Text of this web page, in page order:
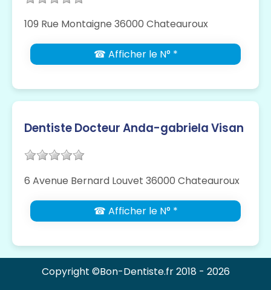
109 Rue Montaigne 36000 Chateauroux
☎ Afficher le N° *
Dentiste Docteur Anda-gabriela Visan
6 Avenue Bernard Louvet 36000 Chateauroux
☎ Afficher le N° *
Copyright ©Bon-Dentiste.fr 2018 - 2026